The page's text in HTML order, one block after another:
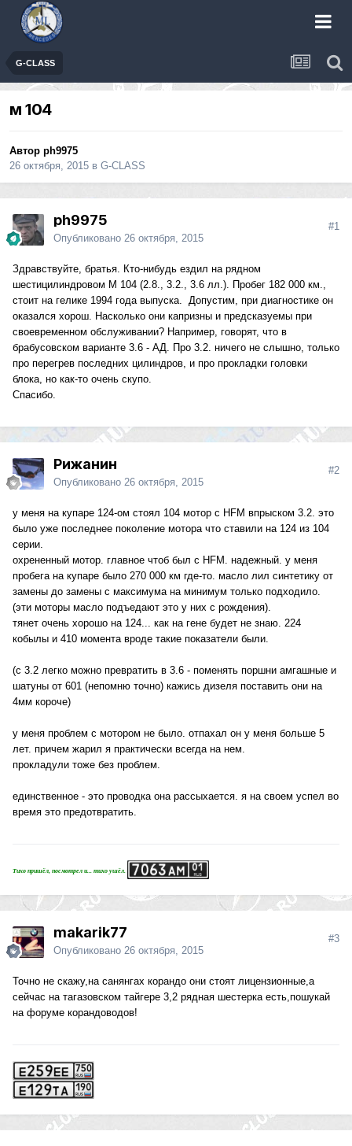
G-CLASS
м 104
Автор ph9975
26 октября, 2015 в G-CLASS
ph9975
Опубликовано 26 октября, 2015
#1
Здравствуйте, братья. Кто-нибудь ездил на рядном
шестицилиндровом М 104 (2.8., 3.2., 3.6 лл.). Пробег 182 000 км.,
стоит на гелике 1994 года выпуска. Допустим, при диагностике он
оказался хорош. Насколько они капризны и предсказуемы при
своевременном обслуживании? Например, говорят, что в
брабусовском варианте 3.6 - АД. Про 3.2. ничего не слышно, только
про перегрев последних цилиндров, и про прокладки головки
блока, но как-то очень скупо.
Спасибо.
Рижанин
Опубликовано 26 октября, 2015
#2
у меня на купаре 124-ом стоял 104 мотор с HFM впрыском 3.2. это
было уже последнее поколение мотора что ставили на 124 из 104
серии.
охрененный мотор. главное чтоб был с HFM. надежный. у меня
пробега на купаре было 270 000 км где-то. масло лил синтетику от
замены до замены с максимума на минимум только подходило.
(эти моторы масло подъедают это у них с рождения).
тянет очень хорошо на 124... как на гене будет не знаю. 224
кобылы и 410 момента вроде такие показатели были.
(с 3.2 легко можно превратить в 3.6 - поменять поршни амгашные и
шатуны от 601 (непомню точно) кажись дизеля поставить они на
4мм короче)
у меня проблем с мотором не было. отпахал он у меня больше 5
лет. причем жарил я практически всегда на нем.
прокладули тоже без проблем.
единственное - это проводка она рассыхается. я на своем успел во
время это предотвратить.
Тихо пришёл, посмотрел и... тихо ушёл.
makarik77
Опубликовано 26 октября, 2015
#3
Точно не скажу,на санянгах корандо они стоят лицензионные,а
сейчас на тагазовском тайгере 3,2 рядная шестерка есть,пошукай
на форуме корандоводов!